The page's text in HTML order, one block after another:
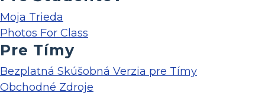
Moja Trieda
Photos For Class
Pre Tímy
Bezplatná Skúšobná Verzia pre Tímy
Obchodné Zdroje